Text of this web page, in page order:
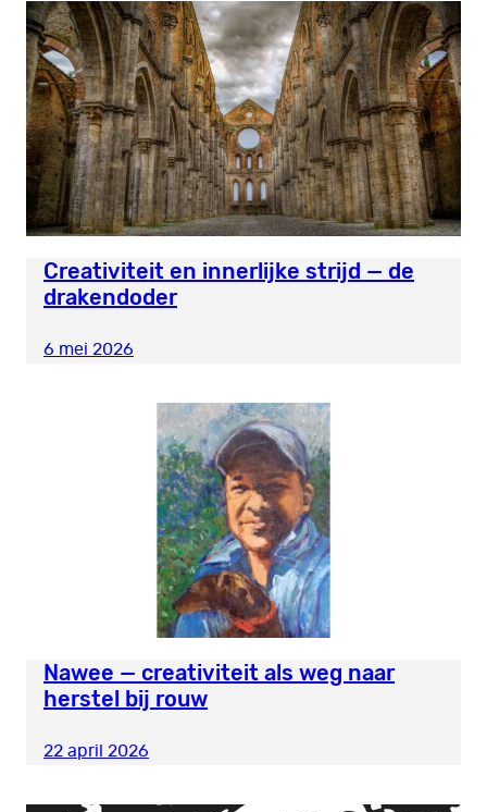
Creativiteit en innerlijke strijd — de
drakendoder
6 mei 2026
Nawee — creativiteit als weg naar
herstel bij rouw
22 april 2026